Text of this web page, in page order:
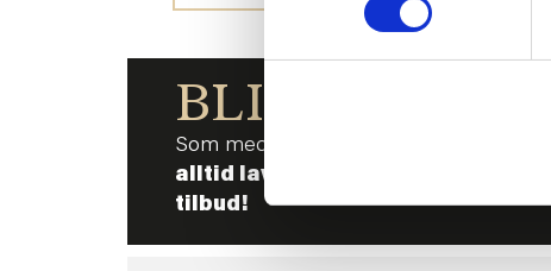
BLI MED!
Som medlem i kundeklubben vår får du
alltid laveste pris
tilbud!